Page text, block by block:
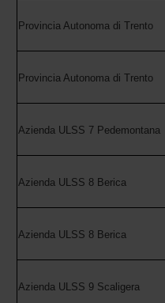
Provincia Autonoma di Trento
Provincia Autonoma di Trento
Azienda ULSS 7 Pedemontana
Azienda ULSS 8 Berica
Azienda ULSS 8 Berica
Azienda ULSS 9 Scaligera